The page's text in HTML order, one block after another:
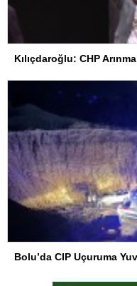
Kılıçdaroğlu: CHP
Bolu’da CIP Uçuruma